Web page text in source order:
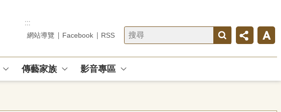
:::
網站導覽 Facebook RSS
傳藝家族 影音專區